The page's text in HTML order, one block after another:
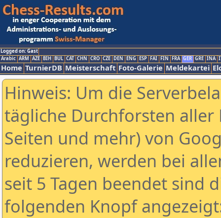
Logged on: Gast
Arabic ARM AZE BIH BUL CAT CHN CRO CZE DEN ENG ESP FAI FIN FRA GER GRE INA
Home TurnierDB Meisterschaft Foto-Galerie Meldekartei
Hinweis: Um die
tägliche Durchforsten aller
Seiten und mehr) von
reduzieren, werden bei
seit 5 Tagen beendet sind
folgenden Knopf